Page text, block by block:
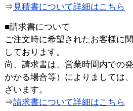
⇒ 見積書について詳細はこちら
■請求書について
ご注文時に希望されたお客様に
しております。
尚、請求書は、営業時間内での
かかる場合等）によりましては
ざいます。
⇒請求書について詳細はこちら